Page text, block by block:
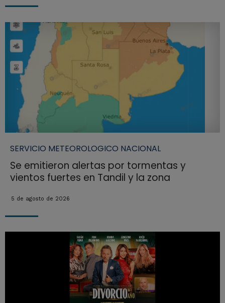
SERVICIO METEOROLOGICO NACIONAL
Se emitieron alertas por tormentas y
vientos fuertes en Tandil y la zona
5 de agosto de 2026